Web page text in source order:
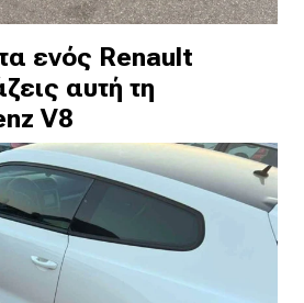
ενός Renault
αυτή τη
V8